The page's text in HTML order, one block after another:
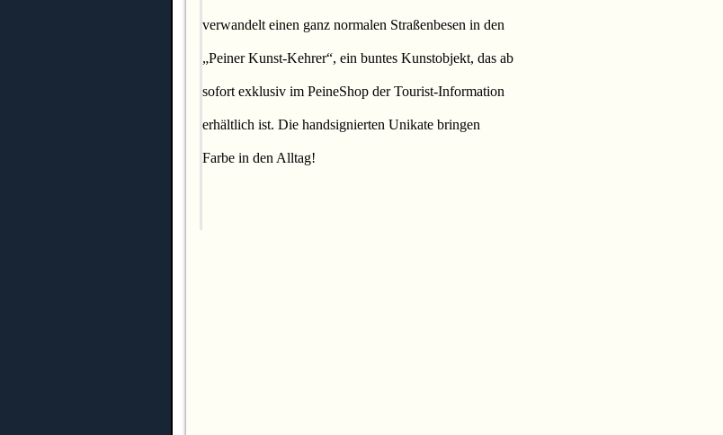
verwandelt einen ganz normalen Straßenbesen in den
„Peiner Kunst-Kehrer“, ein buntes Kunstobjekt, das ab
sofort exklusiv im PeineShop der Tourist-Information
erhältlich ist. Die handsignierten Unikate bringen
Farbe in den Alltag!